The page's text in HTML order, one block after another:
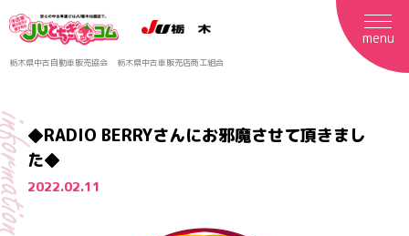
栃木県中古自動車販売協会 栃木県中古車販売店商工組合
menu
◆RADIO BERRYさんにお邪魔させて頂きまし
た◆
2022.02.11